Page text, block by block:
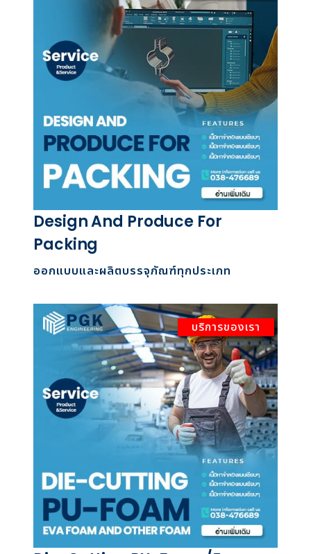
Design And Produce For
Packing
ออกแบบและผลิตบรรจุภัณฑ์ทุกประเภท
บริการของเรา